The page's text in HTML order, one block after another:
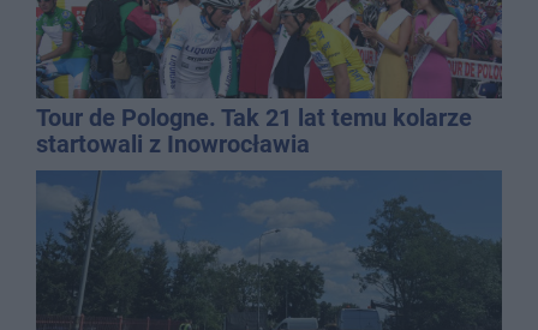
Tour de Pologne. Tak 21 lat temu kolarze
startowali z Inowrocławia